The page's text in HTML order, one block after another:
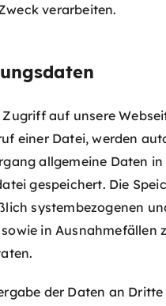
verarbeiten.
Zugriff auf unsere
einer Datei, werden
allgemeine Daten in
gespeichert. Die
systembezogenen
in Ausnahmefällen
der Daten an